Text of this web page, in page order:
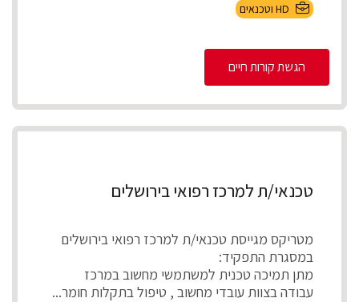
HD וטכנאים
הגשת קורות חיים
טכנאי/ת למרכז רפואי בירושלים
מטריקס מגייסת טכנאי/ת למרכז רפואי בירושלים
במסגרת התפקיד:
מתן תמיכה טכנית למשתמשי מחשוב במרכז
עבודה בצוות עובדי מחשוב , טיפול בתקלות חומר...